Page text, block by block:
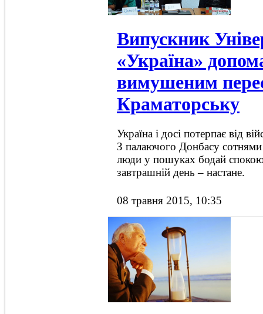
Випускник
«Україна»
вимушеним
Краматорську
Україна і досі потерпає від
З палаючого Донбасу
люди у пошуках бодай
завтрашній день – настане.
08 травня 2015, 10:35